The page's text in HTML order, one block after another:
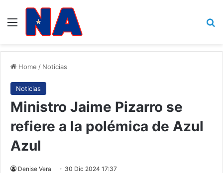
Menu
Home / Noticias
Noticias
Ministro Jaime Pizarro se
refiere a la polémica de Azul
Azul
Denise Vera 30 Dic 2024 17:37